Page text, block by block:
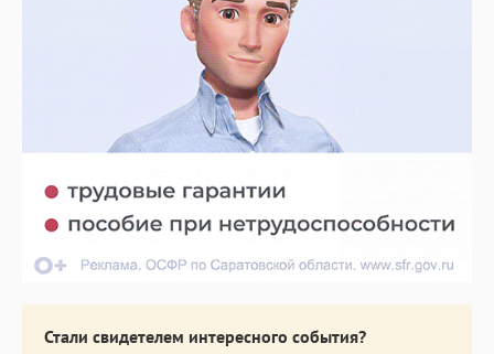
Стали свидетелем интересного события?